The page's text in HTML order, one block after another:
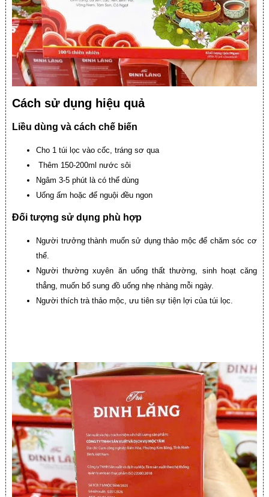
Cách sử dụng hiệu quả
Liều dùng và cách chế biến
Cho 1 túi lọc vào cốc, tráng sơ qua
Thêm 150-200ml nước sôi
Ngâm 3-5 phút là có thể dùng
Uống ấm hoặc để nguội đều ngon
Đối tượng sử dụng phù hợp
Người trưởng thành muốn sử dụng thảo mộc để chăm sóc cơ
thể.
Người thường xuyên ăn uống thất thường, sinh hoạt căng
thẳng, muốn bổ sung đồ uống nhẹ nhàng mỗi ngày.
Người thích trà thảo mộc, ưu tiên sự tiện lợi của túi lọc.